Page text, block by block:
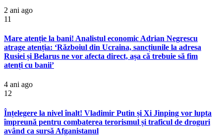
2 ani ago
11
Mare atenție la bani! Analistul economic Adrian Negrescu
atrage atenția: ‘Războiul din Ucraina, sancțiunile la adresa
Rusiei și Belarus ne vor afecta direct, așa că trebuie să fim
atenți cu banii’
4 ani ago
12
Înțelegere la nivel înalt! Vladimir Putin și Xi Jinping vor lupta
împreună pentru combaterea terorismul și traficul de droguri
având ca sursă Afganistanul